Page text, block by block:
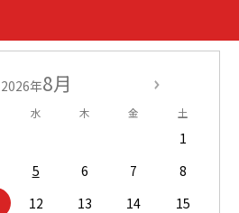
2026年8月
水 木 金 土
1
5 6 7
8
12 13 14
15